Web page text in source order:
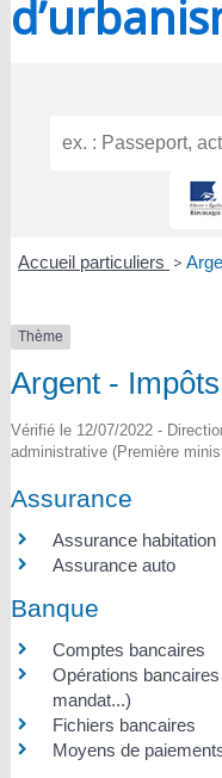
Accueil particuliers >
Thème
Argent -
Vérifié le 12/07/2022 -
administrative (Première
Assurance
Assurance habitation
Assurance auto
Banque
Comptes bancaires
Opérations
mandat...)
Fichiers bancaires
Moyens de